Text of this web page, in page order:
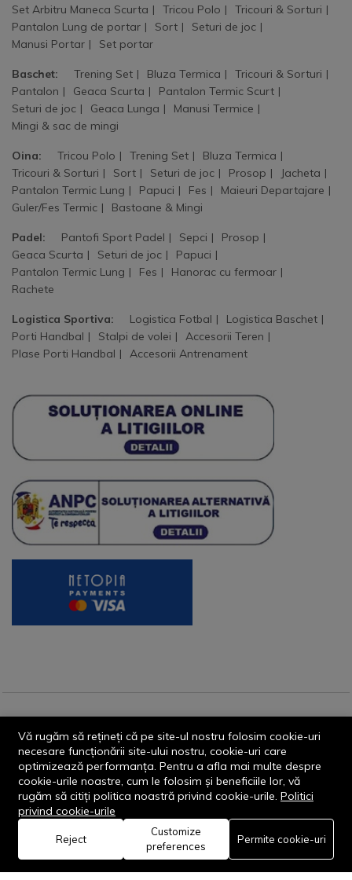
Set Arbitru Maneca Scurta
Tricou Polo
Tricouri & Sorturi
Pantalon Lung de portar
Sort
Seturi de joc
Manusi Portar
Set portar
Baschet: Trening Set Bluza Termica
Tricouri & Sorturi
Pantalon
Geaca Scurta
Pantalon Termic Scurt
Seturi de joc
Geaca Lunga
Manusi Termice
Mingi & sac de mingi
Oina: Tricou Polo Trening Set
Bluza Termica
Tricouri & Sorturi
Sort Seturi de joc Prosop
Jacheta
Pantalon Termic Lung
Papuci Fes
Maieuri Departajare
Guler/Fes Termic
Bastoane & Mingi
Padel: Pantofi Sport Padel Sepci
Prosop
Geaca Scurta
Seturi de joc
Papuci
Pantalon Termic Lung
Fes
Hanorac cu fermoar
Rachete
Logistica Sportiva: Logistica Fotbal
Logistica Baschet
Porti Handbal
Stalpi de volei
Accesorii Teren
Plase Porti Handbal
Accesorii Antrenament
© 2013-2026 - Dornik Total Services S.R.L. CUI 32211812
Reg.Com. J13/1996/2013, Str. Transilvaniei, Nr. 19A
Rămâi conectat:
Acasă Categorie
0
Coș Favorite Cont
Vă rugăm să rețineți că pe site-ul nostru folosim cookie-uri
necesare funcționării site-ului nostru, cookie-uri care
optimizează performanța. Pentru a afla mai multe despre
cookie-urile noastre, cum le folosim și beneficiile lor, vă
rugăm să citiți politica noastră privind cookie-urile. Politici
privind cookie-urile
Reject
Customize
preferences
Permite cookie-uri